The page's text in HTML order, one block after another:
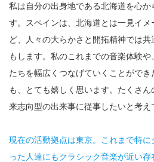
私は自分の出身地である北海道を心か
す。スペインは、北海道とは一見イ
ど、人々の大らかさと開拓精神では
もします。私のこれまでの音楽体験
たちを幅広くつなげていくことがで
も、とても嬉しく思います。たくさ
来志向型の出来事に従事したいと考え
現在の活動拠点は東京。これまで特
った人達にもクラシック音楽が近い